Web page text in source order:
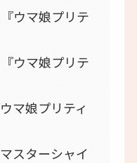
ウマ娘プリテ
ウマ娘プリテ
マ娘プリティ
スターシャイ